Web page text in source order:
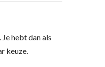
hebt dan als
keuze.